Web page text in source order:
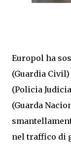
Europol ha
(Guardia
(Policia
(Guarda
nel traffico di